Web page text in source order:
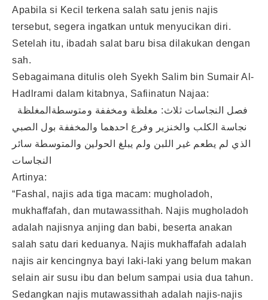
Apabila si Kecil terkena salah satu jenis najis
tersebut, segera ingatkan untuk menyucikan diri.
Setelah itu, ibadah salat baru bisa dilakukan dengan
sah.
Sebagaimana ditulis oleh Syekh Salim bin Sumair Al-
Hadlrami dalam kitabnya, Safiinatun Najaa:
نجاسة الكلب والخنزير وفرع احدهما والمخففة بول الصبي
الذي لم يطعم غير اللبن ولم يبلغ الحولين والمتوسطة سائر
النجاسات
Artinya:
“Fashal, najis ada tiga macam: mugholadoh,
mukhaffafah, dan mutawassithah. Najis mugholadoh
adalah najisnya anjing dan babi, beserta anakan
salah satu dari keduanya. Najis mukhaffafah adalah
najis air kencingnya bayi laki-laki yang belum makan
selain air susu ibu dan belum sampai usia dua tahun.
Sedangkan najis mutawassithah adalah najis-najis